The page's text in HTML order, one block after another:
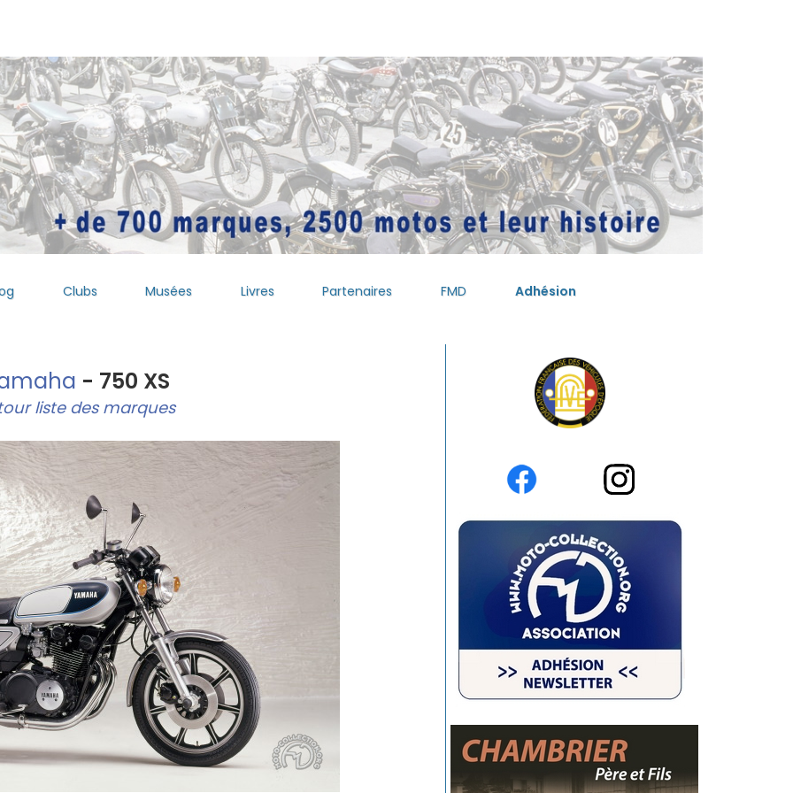
Clubs Musées Livres Partenaires FMD Adhésion
- 750 XS
liste des marques